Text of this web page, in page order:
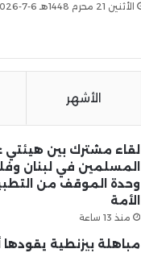
الأثنين 21 محرم 1448هـ 6-7-2026م
الأشهر
لقاء مشترك بين هيئتي
المسلمين في لبنان
وحدة الموقف من
الأمة
منذ 13 ساعة
مباهلة بيزنطية يقودها